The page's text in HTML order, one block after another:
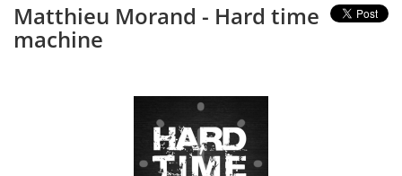
Matthieu Morand - Hard time
machine